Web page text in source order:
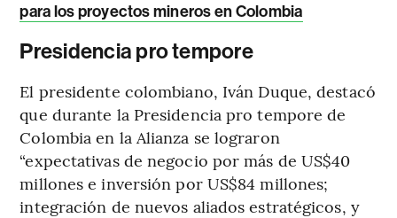
para los proyectos mineros en Colombia
Presidencia pro tempore
El presidente colombiano, Iván Duque, destacó
que durante la Presidencia pro tempore de
Colombia en la Alianza se lograron
“expectativas de negocio por más de US$40
millones e inversión por US$84 millones;
integración de nuevos aliados estratégicos, y